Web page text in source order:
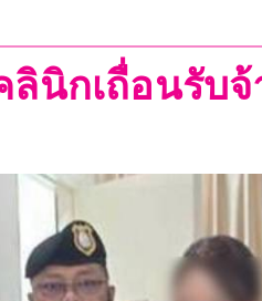
ลินิกเถื่อนรับ